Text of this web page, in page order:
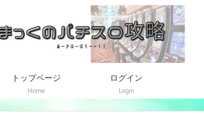
トップページ
Home
ログイン
Login